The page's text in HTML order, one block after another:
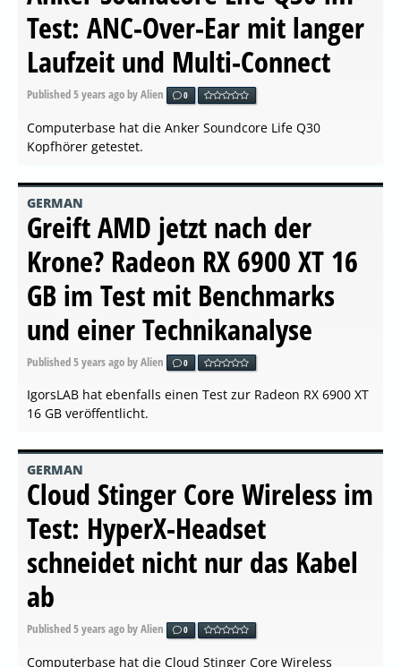
Test: ANC-Over-Ear mit langer
Laufzeit und Multi-Connect
Published5 years agoby Alien 0
Computerbase hat die Anker Soundcore Life Q30
Kopfhörer getestet.
GERMAN
Greift AMD jetzt nach der
Krone? Radeon RX 6900 XT 16
GB im Test mit Benchmarks
und einer Technikanalyse
Published5 years agoby Alien 0
IgorsLAB hat ebenfalls einen Test zur Radeon RX 6900 XT
16 GB veröffentlicht.
GERMAN
Cloud Stinger Core Wireless im
Test: HyperX-Headset
schneidet nicht nur das Kabel
ab
Published5 years agoby Alien 0
Computerbase hat die Cloud Stinger Core Wireless